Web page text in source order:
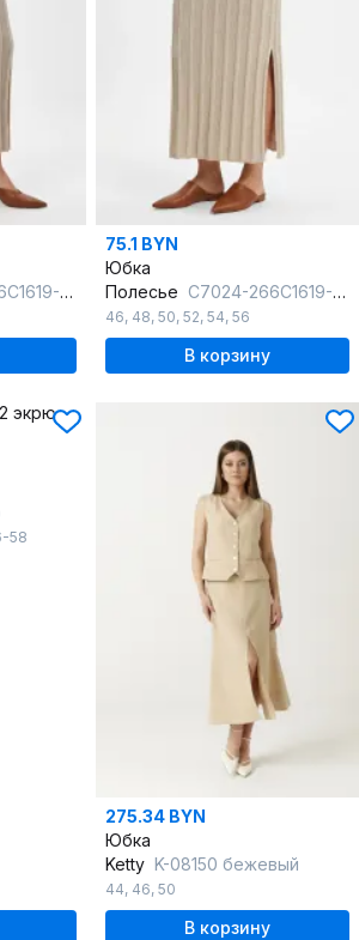
+ бежевый
75.1 BYN
Юбка
Полесье С7024-266С1619-Д43 158,164 суровый + кокосовое молоко
46, 48, 50, 52, 54, 56
В корзину
58
275.34 BYN
Юбка
Ketty K-08150 бежевый
44, 46, 50
В корзину